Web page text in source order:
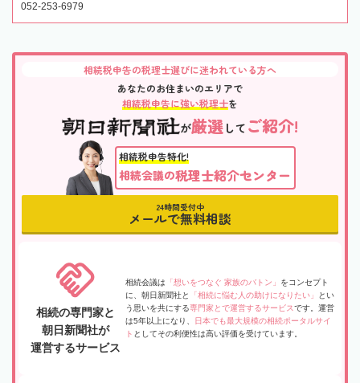
052-253-6979
相続税申告の税理士選びに迷われている方へ
あなたのお住まいのエリアで
相続税申告に強い税理士を
が厳選して ご紹介!
相続税申告特化!
相続会議の税理士紹介センター
24時間受付中
メールで無料相談
相続の専門家と
朝日新聞社が
運営するサービス
相続会議は 「想いをつなぐ 家族のバトン」 をコンセプト
に、朝日新聞社と
「相続に悩む人の助けになりたい」
とい
う思いを共にする専門家とで運営するサービスです。運営
は5年以上になり、
日本でも最大規模の相続ポータルサイ
ト としてその利便性は高い評価を受けています。